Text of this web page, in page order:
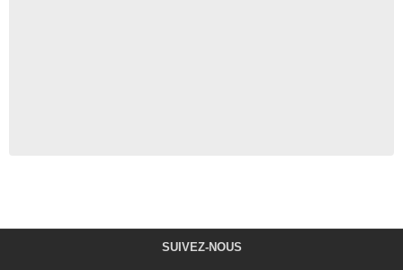
SUIVEZ-NOUS